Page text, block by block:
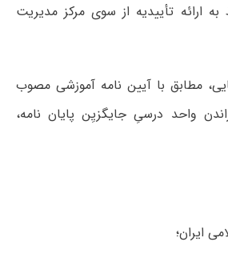
ارائه تأییدیه از سوی مرکز مدیریت
مطابق با آیین نامه آموزشی مصوب
واحد درسیِ جایگزیِن پایان نامه،